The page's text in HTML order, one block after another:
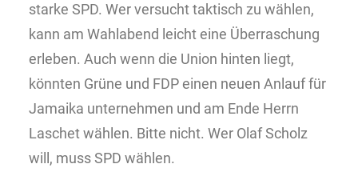
starke SPD. Wer versucht taktisch zu wählen,
kann am Wahlabend leicht eine Überraschung
erleben. Auch wenn die Union hinten liegt,
könnten Grüne und FDP einen neuen Anlauf für
Jamaika unternehmen und am Ende Herrn
Laschet wählen. Bitte nicht. Wer Olaf Scholz
will, muss SPD wählen.